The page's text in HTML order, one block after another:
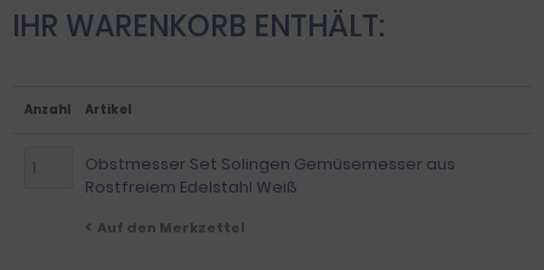
IHR WARENKORB ENTHÄLT:
Anzahl Artikel
Obstmesser Set Solingen Gemüsemesser aus
Rostfreiem Edelstahl Weiß
Auf den Merkzettel